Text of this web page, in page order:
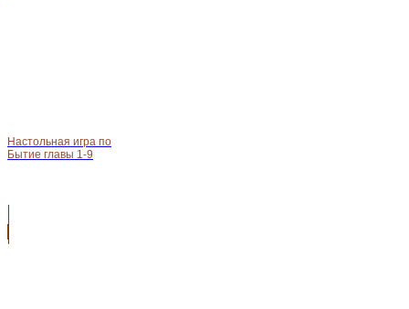
Настольная игра по
Бытие главы 1-9